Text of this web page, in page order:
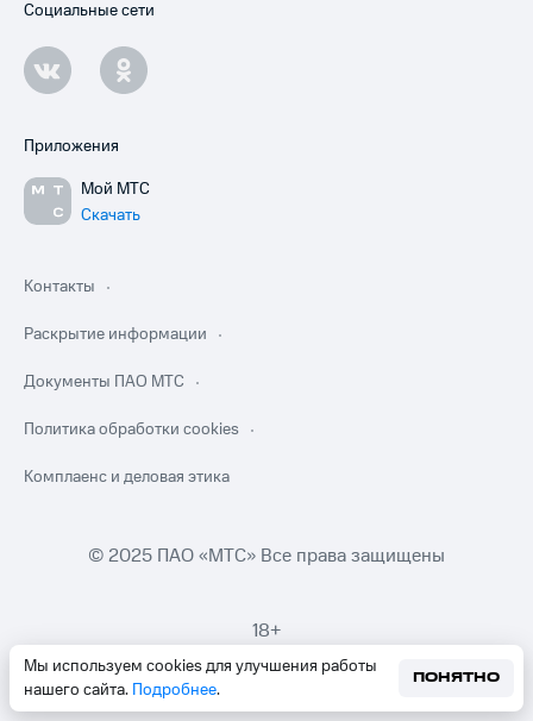
Мы используем cookies для улучшения работы
нашего сайта. Подробнее.
ПОНЯТНО
Социальные сети
Приложения
Мой МТС
Скачать
Контакты
Раскрытие информации
Документы ПАО МТС
Политика обработки cookies
Комплаенс и деловая этика
© 2025 ПАО «МТС» Все права защищены
18+